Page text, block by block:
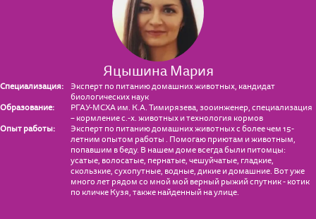
Яцышина Мария
Специализация:
Эксперт по питанию домашних животных, кандидат
биологических наук
Образование:
РГАУ-МСХА им. К.А. Тимирязева, зооинженер, специализация
– кормление с.-х. животных и технология кормов
Опыт работы:
Эксперт по питанию домашних животных с более чем 15-
летним опытом работы . Помогаю приютам и животным,
попавшим в беду. В нашем доме всегда были питомцы:
усатые, волосатые, пернатые, чешуйчатые, гладкие,
скользкие, сухопутные, водные, дикие и домашние. Вот уже
много лет рядом со мной мой верный рыжий спутник - котик
по кличке Кузя, также найденный на улице.